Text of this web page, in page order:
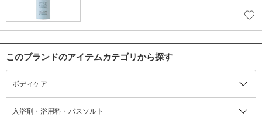
このブランドのアイテムカテゴリから探す
ボディケア
入浴剤・浴用料・バスソルト